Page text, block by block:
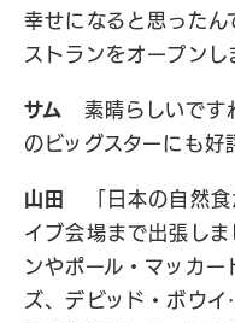
幸せになると思った
ストランをオープンし
サム
素晴らしいです
のビッグスターにも好
山田
「日本の自然
イブ会場まで出張し
ンやポール・マッカー
ズ、デビッド・ボウ